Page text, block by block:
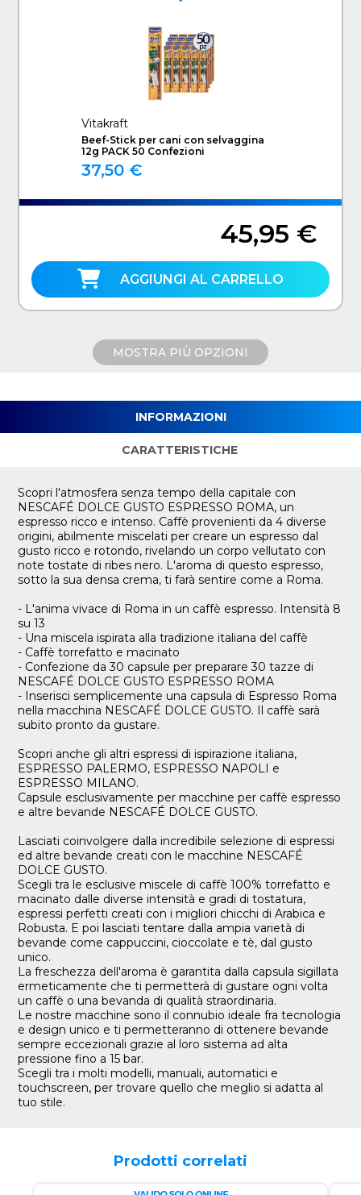
Vitakraft
Beef-Stick per cani con selvaggina
12g PACK 50 Confezioni
37,50 €
45,95 €
AGGIUNGI AL CARRELLO
MOSTRA PIÙ OPZIONI
INFORMAZIONI
CARATTERISTICHE
Scopri l'atmosfera senza tempo della capitale con
NESCAFÉ DOLCE GUSTO ESPRESSO ROMA, un
espresso ricco e intenso. Caffè provenienti da 4 diverse
origini, abilmente miscelati per creare un espresso dal
gusto ricco e rotondo, rivelando un corpo vellutato con
note tostate di ribes nero. L'aroma di questo espresso,
sotto la sua densa crema, ti farà sentire come a Roma.
- L'anima vivace di Roma in un caffè espresso. Intensità 8
su 13
- Una miscela ispirata alla tradizione italiana del caffè
- Caffè torrefatto e macinato
- Confezione da 30 capsule per preparare 30 tazze di
NESCAFÉ DOLCE GUSTO ESPRESSO ROMA
- Inserisci semplicemente una capsula di Espresso Roma
nella macchina NESCAFÉ DOLCE GUSTO. Il caffè sarà
subito pronto da gustare.
Scopri anche gli altri espressi di ispirazione italiana,
ESPRESSO PALERMO, ESPRESSO NAPOLI e
ESPRESSO MILANO.
Capsule esclusivamente per macchine per caffè espresso
e altre bevande NESCAFÉ DOLCE GUSTO.
Lasciati coinvolgere dalla incredibile selezione di espressi
ed altre bevande creati con le macchine NESCAFÉ
DOLCE GUSTO.
Scegli tra le esclusive miscele di caffè 100% torrefatto e
macinato dalle diverse intensità e gradi di tostatura,
espressi perfetti creati con i migliori chicchi di Arabica e
Robusta. E poi lasciati tentare dalla ampia varietà di
bevande come cappuccini, cioccolate e tè, dal gusto
unico.
La freschezza dell'aroma è garantita dalla capsula sigillata
ermeticamente che ti permetterà di gustare ogni volta
un caffè o una bevanda di qualità straordinaria.
Le nostre macchine sono il connubio ideale fra tecnologia
e design unico e ti permetteranno di ottenere bevande
sempre eccezionali grazie al loro sistema ad alta
pressione fino a 15 bar.
Scegli tra i molti modelli, manuali, automatici e
touchscreen, per trovare quello che meglio si adatta al
tuo stile.
Prodotti correlati